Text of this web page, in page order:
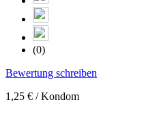
(0)
Bewertung schreiben
1,25 € / Kondom